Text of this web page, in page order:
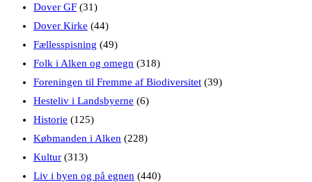
Dover GF (31)
Dover Kirke (44)
Fællesspisning (49)
Folk i Alken og omegn (318)
Foreningen til Fremme af Biodiversitet (39)
Hesteliv i Landsbyerne (6)
Historie (125)
Købmanden i Alken (228)
Kultur (313)
Liv i byen og på egnen (440)